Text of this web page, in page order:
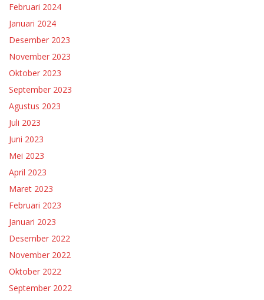
Februari 2024
Januari 2024
Desember 2023
November 2023
Oktober 2023
September 2023
Agustus 2023
Juli 2023
Juni 2023
Mei 2023
April 2023
Maret 2023
Februari 2023
Januari 2023
Desember 2022
November 2022
Oktober 2022
September 2022